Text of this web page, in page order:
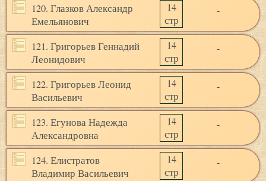
120. Глазков Александр
Емельянович
14
стр
-
121. Григорьев Геннадий
Леонидович
14
стр
-
122. Григорьев Леонид
Васильевич
14
стр
-
123. Егунова Надежда
Александровна
14
стр
-
124. Елистратов
Владимир Васильевич
14
стр
-